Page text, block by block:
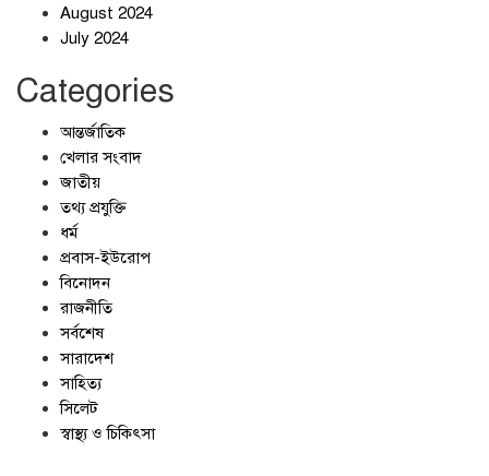
August 2024
July 2024
Categories
আন্তর্জাতিক
খেলার সংবাদ
জাতীয়
তথ্য প্রযুক্তি
ধর্ম
প্রবাস-ইউরোপ
বিনোদন
রাজনীতি
সর্বশেষ
সারাদেশ
সাহিত্য
সিলেট
স্বাস্থ্য ও চিকিৎসা